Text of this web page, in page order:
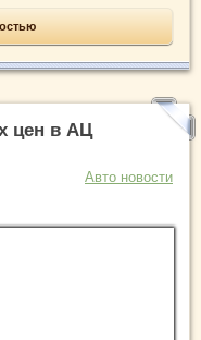
цен в АЦ
Авто новости